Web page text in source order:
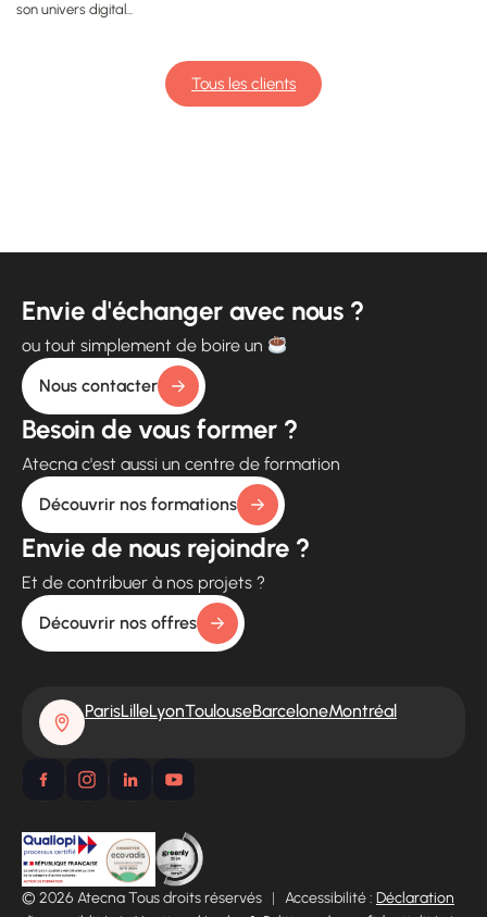
son univers digital...
Tous les clients
Envie d'échanger avec nous ?
ou tout simplement de boire un
Nous contacter
Besoin de vous former ?
Atecna c'est aussi un centre de formation
Découvrir nos formations
Envie de nous rejoindre ?
Et de contribuer à nos projets ?
Découvrir nos offres
ParisLilleLyonToulouseBarceloneMontréal
© 2026 Atecna Tous droits réservés | Accessibilité : Déclaration